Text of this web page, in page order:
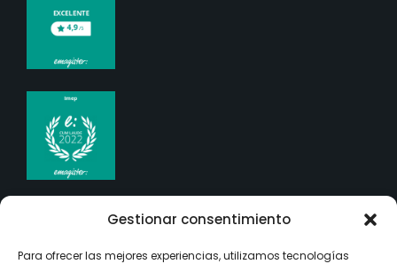
Gestionar consentimiento
Para ofrecer las mejores experiencias, utilizamos tecnologías
TITULACIONES